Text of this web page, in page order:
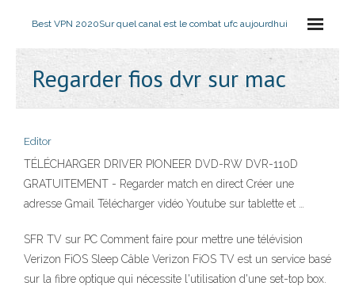
Best VPN 2020Sur quel canal est le combat ufc aujourdhui
Regarder fios dvr sur mac
Editor
TÉLÉCHARGER DRIVER PIONEER DVD-RW DVR-110D
GRATUITEMENT - Regarder match en direct Créer une
adresse Gmail Télécharger vidéo Youtube sur tablette et …
SFR TV sur PC Comment faire pour mettre une télévision
Verizon FiOS Sleep Câble Verizon FiOS TV est un service basé
sur la fibre optique qui nécessite l'utilisation d'une set-top box.